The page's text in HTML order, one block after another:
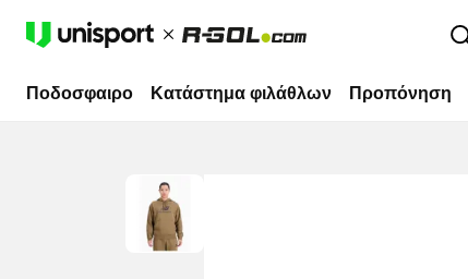
Ποδοσφαιρο Κατάστημα φιλάθλων Προπόνηση